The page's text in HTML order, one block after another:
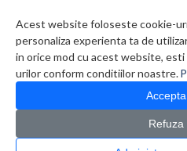
Acest website foloseste cookie-
personaliza experienta ta de
in orice mod cu acest website,
urilor conform conditiilor noastre.
Refuza
CATALOG PRODUSE